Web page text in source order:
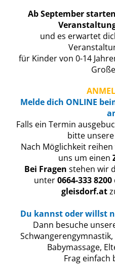
Ab September
und es erwartet
für Kinder von 0-14
Meldedich ONLINE
Falls ein Termin
bitte unsere
Nach Möglichkeit
uns um einen
Bei Fragen stehen wir
unter0664-333 8200
gleisdorf.at
Du kannst oder willst
Dann besuche
Babymassage,
Frag einfach